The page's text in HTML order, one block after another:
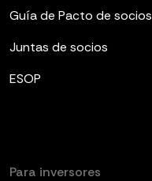
Guía de Pacto de socios
Juntas de socios
ESOP
Para inversores